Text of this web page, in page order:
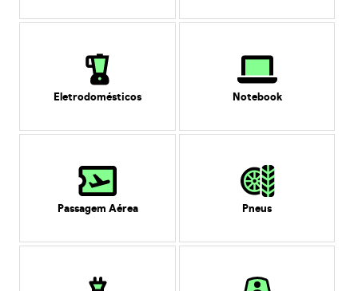
Eletrodomésticos Notebook
Passagem Aérea Pneus